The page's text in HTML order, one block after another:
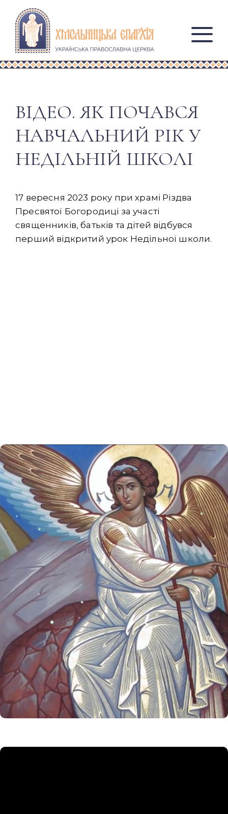
ВІДЕО. ЯК ПОЧАВСЯ
НАВЧАЛЬНИЙ РІК У
НЕДІЛЬНІЙ ШКОЛІ
17 вересня 2023 року при храмі Різдва
Пресвятої Богородиці за участі
священників, батьків та дітей відбувся
перший відкритий урок Недільної школи.